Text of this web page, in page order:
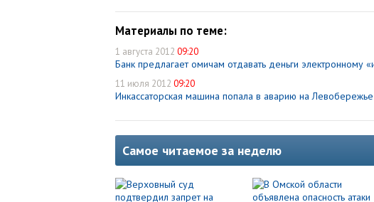
Материалы по теме:
1 августа 2012 09:20
Банк предлагает омичам отдавать деньги электронному
11 июля 2012 09:20
Инкассаторская машина попала в аварию на
Самое читаемое за неделю